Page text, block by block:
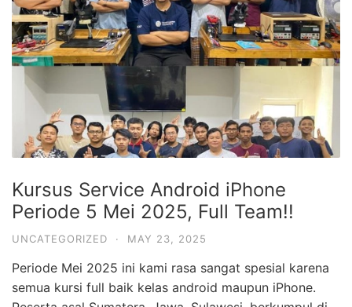
Kursus Service Android iPhone
Periode 5 Mei 2025, Full Team!!
UNCATEGORIZED · MAY 23, 2025
Periode Mei 2025 ini kami rasa sangat spesial karena
semua kursi full baik kelas android maupun iPhone.